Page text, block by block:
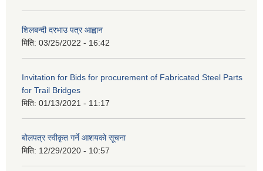
शिलबन्दी दरभाउ पत्र आह्वान
मिति: 03/25/2022 - 16:42
Invitation for Bids for procurement of Fabricated Steel Parts
for Trail Bridges
मिति: 01/13/2021 - 11:17
बोलपत्र स्वीकृत गर्ने आशयको सूचना
मिति: 12/29/2020 - 10:57